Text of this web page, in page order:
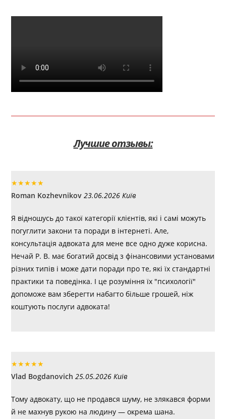
Лучшие отзывы:
★★★★★
Roman Kozhevnikov 23.06.2026 Київ
Я відношусь до такої категорії клієнтів, які і самі можуть
погуглити закони та поради в інтернеті. Але,
консультація адвоката для мене все одно дуже корисна.
Нечай Р. В. має богатий досвід з фінансовими установами
різних типів і може дати поради про те, які їх стандартні
практики та поведінка. І це розуміння їх "психології"
допоможе вам зберегти набагто більше грошей, ніж
коштують послуги адвоката!
★★★★★
Vlad Bogdanovich 25.05.2026 Київ
Тому адвокату, що не продався шуму, не злякався форми
й не махнув рукою на людину — окрема шана.